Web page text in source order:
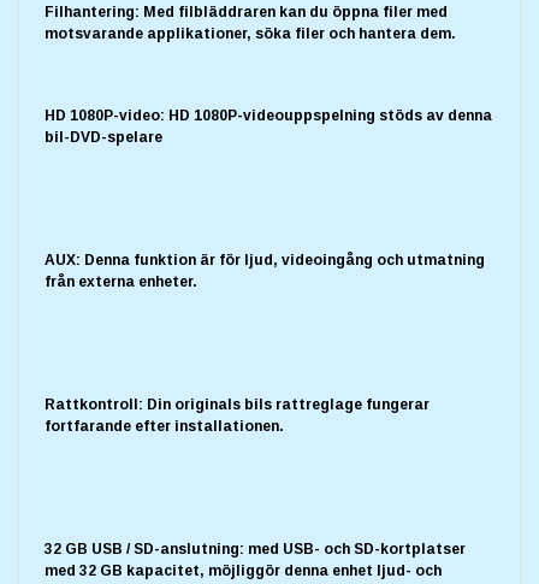
Filhantering: Med filbläddraren kan du öppna filer med
motsvarande applikationer, söka filer och hantera dem.
HD 1080P-video: HD 1080P-videouppspelning stöds av denna
bil-DVD-spelare
AUX: Denna funktion är för ljud, videoingång och utmatning
från externa enheter.
Rattkontroll: Din originals bils rattreglage fungerar
fortfarande efter installationen.
32 GB USB / SD-anslutning: med USB- och SD-kortplatser
med 32 GB kapacitet, möjliggör denna enhet ljud- och